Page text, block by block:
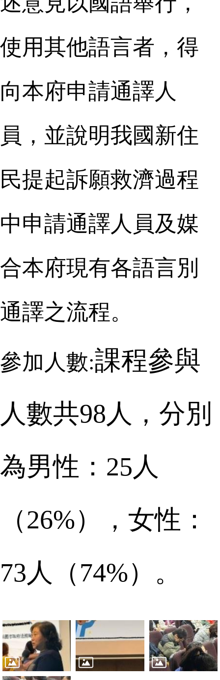
使用其他語言者，得
向本府申請通譯人
員，並說明我國新住
民提起訴願救濟過程
中申請通譯人員及媒
合本府現有各語言別
通譯之流程。
參加人數:課程參與
人數共98人，分別
為男性：25人
（26%），女性：
73人（74%）。